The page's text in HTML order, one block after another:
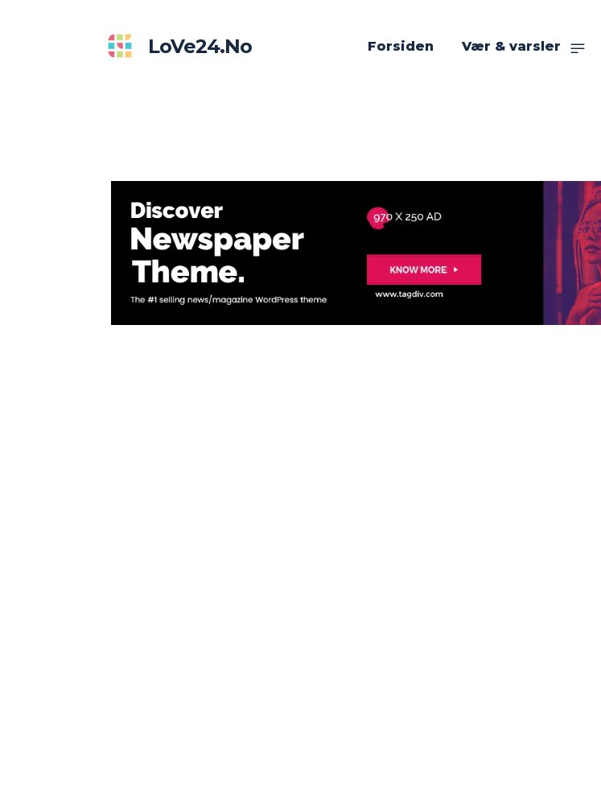
LoVe24.no Forsiden Vær & varsler